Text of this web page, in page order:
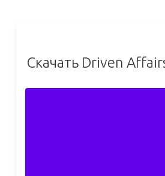
Скачать Driven